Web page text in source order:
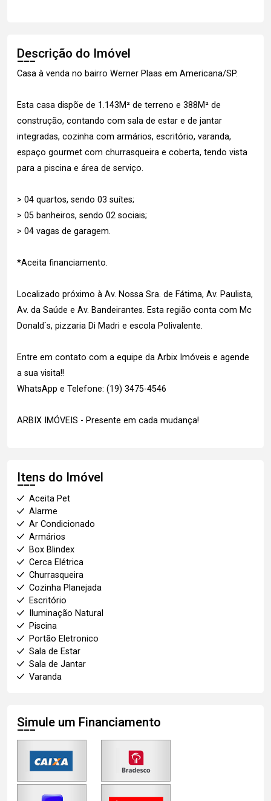
Descrição do Imóvel
Casa à venda no bairro Werner Plaas em Americana/SP.
Esta casa dispõe de 1.143M² de terreno e 388M² de
construção, contando com sala de estar e de jantar
integradas, cozinha com armários, escritório, varanda,
espaço gourmet com churrasqueira e coberta, tendo vista
para a piscina e área de serviço.
> 04 quartos, sendo 03 suítes;
> 05 banheiros, sendo 02 sociais;
> 04 vagas de garagem.
*Aceita financiamento.
Localizado próximo à Av. Nossa Sra. de Fátima, Av. Paulista,
Av. da Saúde e Av. Bandeirantes. Esta região conta com Mc
Donald`s, pizzaria Di Madri e escola Polivalente.
Entre em contato com a equipe da Arbix Imóveis e agende
a sua visita!!
WhatsApp e Telefone: (19) 3475-4546
ARBIX IMÓVEIS - Presente em cada mudança!
Itens do Imóvel
Aceita Pet
Alarme
Ar Condicionado
Armários
Box Blindex
Cerca Elétrica
Churrasqueira
Cozinha Planejada
Escritório
Iluminação Natural
Piscina
Portão Eletronico
Sala de Estar
Sala de Jantar
Varanda
Simule um Financiamento